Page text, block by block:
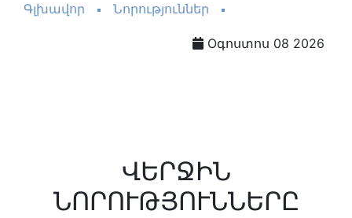
Գլխավոր Նորություններ
Oգոստոս 08 2026
ՎԵՐՋԻՆ
ՆՈՐՈՒԹՅՈՒՆՆԵՐԸ